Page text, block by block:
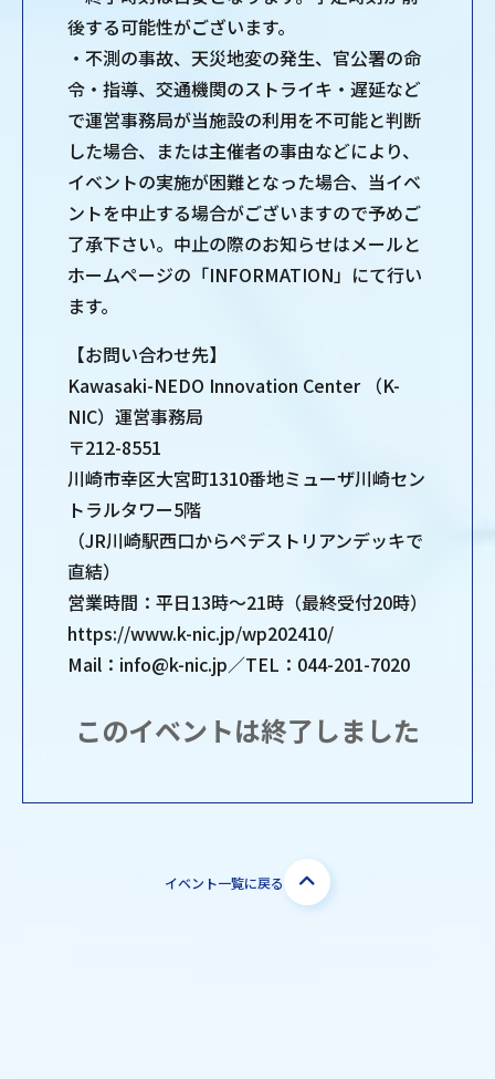
後する可能性がございます。
・不測の事故、天災地変の発生、官公署の命
令・指導、交通機関のストライキ・遅延など
で運営事務局が当施設の利用を不可能と判断
した場合、または主催者の事由などにより、
イベントの実施が困難となった場合、当イベ
ントを中止する場合がございますので予めご
了承下さい。中止の際のお知らせはメールと
ホームページの「INFORMATION」にて行い
ます。
【お問い合わせ先】
Kawasaki-NEDO Innovation Center （K-
NIC）運営事務局
〒212-8551
川崎市幸区大宮町1310番地ミューザ川崎セン
トラルタワー5階
（JR川崎駅西口からペデストリアンデッキで
直結）
営業時間：平日13時～21時（最終受付20時）
https://www.k-nic.jp/wp202410/
Mail：info@k-nic.jp／TEL：044-201-7020
このイベントは終了しました
イベント一覧に戻る